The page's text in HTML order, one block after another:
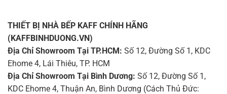
THIẾT BỊ NHÀ BẾP KAFF CHÍNH HÃNG
(KAFFBINHDUONG.VN)
Địa Chỉ Showroom Tại TP.HCM: Số 12, Đường Số 1, KDC
Ehome 4, Lái Thiêu, TP. HCM
Địa Chỉ Showroom Tại Bình Dương: Số 12, Đường Số 1,
KDC Ehome 4, Thuận An, Bình Dương (Cách Thủ Đức: